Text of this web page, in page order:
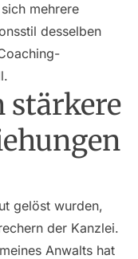
mehrere
desselben
stärkere
gelöst wurden,
der Kanzlei.
Anwalts hat